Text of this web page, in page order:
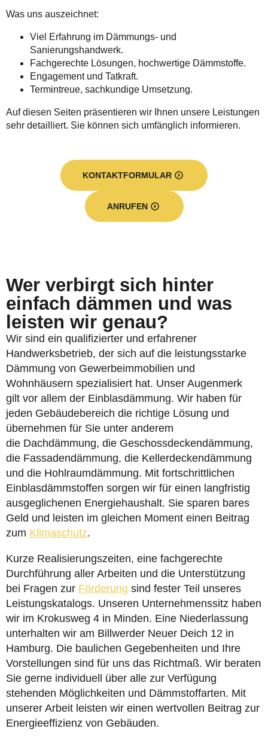
Was uns auszeichnet:
Viel Erfahrung im Dämmungs- und
Sanierungshandwerk.
Fachgerechte Lösungen, hochwertige Dämmstoffe.
Engagement und Tatkraft.
Termintreue, sachkundige Umsetzung.
Auf diesen Seiten präsentieren wir Ihnen unsere Leistungen
sehr detailliert. Sie können sich umfänglich informieren.
KONTAKTFORMULAR
ANRUFEN
Wer verbirgt sich hinter
einfach dämmen und was
leisten wir genau?
Wir sind ein qualifizierter und erfahrener
Handwerksbetrieb, der sich auf die leistungsstarke
Dämmung von Gewerbeimmobilien und
Wohnhäusern spezialisiert hat. Unser Augenmerk
gilt vor allem der Einblasdämmung. Wir haben für
jeden Gebäudebereich die richtige Lösung und
übernehmen für Sie unter anderem
die Dachdämmung, die Geschossdeckendämmung,
die Fassadendämmung, die Kellerdeckendämmung
und die Hohlraumdämmung. Mit fortschrittlichen
Einblasdämmstoffen sorgen wir für einen langfristig
ausgeglichenen Energiehaushalt. Sie sparen bares
Geld und leisten im gleichen Moment einen Beitrag
zum Klimaschutz.
Kurze Realisierungszeiten, eine fachgerechte
Durchführung aller Arbeiten und die Unterstützung
bei Fragen zur Förderung sind fester Teil unseres
Leistungskatalogs. Unseren Unternehmenssitz haben
wir im Krokusweg 4 in Minden. Eine Niederlassung
unterhalten wir am Billwerder Neuer Deich 12 in
Hamburg. Die baulichen Gegebenheiten und Ihre
Vorstellungen sind für uns das Richtmaß. Wir beraten
Sie gerne individuell über alle zur Verfügung
stehenden Möglichkeiten und Dämmstoffarten. Mit
unserer Arbeit leisten wir einen wertvollen Beitrag zur
Energieeffizienz von Gebäuden.